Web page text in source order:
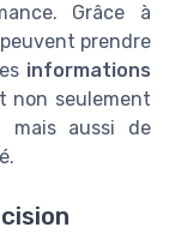
Grâce à
prendre
informations
non seulement
mais aussi de